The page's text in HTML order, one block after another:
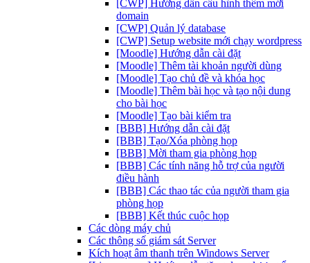
[CWP] Hướng dẫn cấu hình thêm mới
domain
[CWP] Quản lý database
[CWP] Setup website mới chạy wordpress
[Moodle] Hướng dẫn cài đặt
[Moodle] Thêm tài khoản người dùng
[Moodle] Tạo chủ đề và khóa học
[Moodle] Thêm bài học và tạo nội dung
cho bài học
[Moodle] Tạo bài kiểm tra
[BBB] Hướng dẫn cài đặt
[BBB] Tạo/Xóa phòng họp
[BBB] Mời tham gia phòng họp
[BBB] Các tính năng hỗ trợ của người
điều hành
[BBB] Các thao tác của người tham gia
phòng họp
[BBB] Kết thúc cuộc họp
Các dòng máy chủ
Các thông số giám sát Server
Kích hoạt âm thanh trên Windows Server